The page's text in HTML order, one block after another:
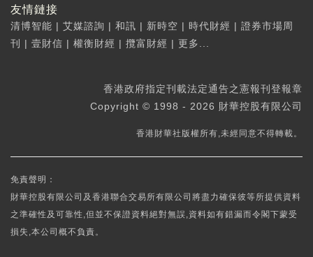
友情鏈接
清博智能 | 艾媒諮詢 | 和訊 | 新時空 | 時代財經 | 證券市場周
刊
| 壹財信 | 權衡財經 | 攬富財經 | 更多...
香港政府指定刊載法定通告之憲報刊登報章
Copyright © 1998 - 2026 財華控股有限公司
香港財華社版權所有,未經同意不得轉載。
免責聲明：
財華控股有限公司及香港聯合交易所有限公司將盡力確保彼等所提供資料
之準確性及可靠性,但並不保證資料絕對無誤,資料如有錯漏而令閣下蒙受
損失,本公司概不負責。